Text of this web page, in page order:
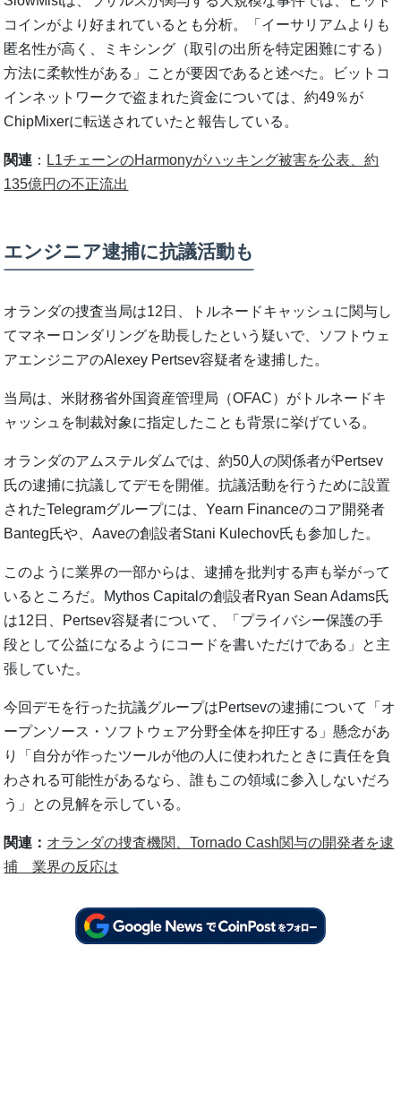
コインがより好まれているとも分析。「イーサリアムよりも
匿名性が高く、ミキシング（取引の出所を特定困難にする）
方法に柔軟性がある」ことが要因であると述べた。ビットコ
インネットワークで盗まれた資金については、約49％が
ChipMixerに転送されていたと報告している。
関連 ： L1チェーンのHarmonyがハッキング被害を公表、約
135億円の不正流出
エンジニア逮捕に抗議活動も
オランダの捜査当局は12日、トルネードキャッシュに関与し
てマネーロンダリングを助長したという疑いで、ソフトウェ
アエンジニアのAlexey Pertsev容疑者を逮捕した。
当局は、米財務省外国資産管理局（OFAC）がトルネードキ
ャッシュを制裁対象に指定したことも背景に挙げている。
オランダのアムステルダムでは、約50人の関係者がPertsev
氏の逮捕に抗議してデモを開催。抗議活動を行うために設置
されたTelegramグループには、Yearn Financeのコア開発者
Banteg氏や、Aaveの創設者Stani Kulechov氏も参加した。
このように業界の一部からは、逮捕を批判する声も挙がって
いるところだ。Mythos Capitalの創設者Ryan Sean Adams氏
は12日、Pertsev容疑者について、「プライバシー保護の手
段として公益になるようにコードを書いただけである」と主
張していた。
今回デモを行った抗議グループはPertsevの逮捕について「オ
ープンソース・ソフトウェア分野全体を抑圧する」懸念があ
り「自分が作ったツールが他の人に使われたときに責任を負
わされる可能性があるなら、誰もこの領域に参入しないだろ
う」との見解を示している。
関連： オランダの捜査機関、Tornado Cash関与の開発者を逮
捕 業界の反応は